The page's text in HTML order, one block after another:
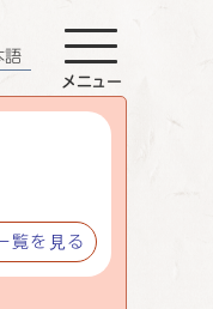
覧を見る
語
メニュー